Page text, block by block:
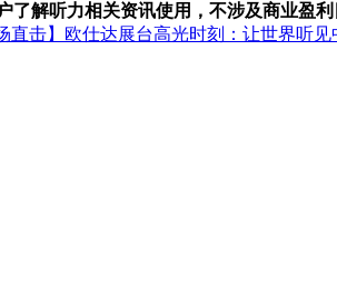
解听力相关资讯使用，不涉及商业盈利
直击】欧仕达展台高光时刻：让世界听见